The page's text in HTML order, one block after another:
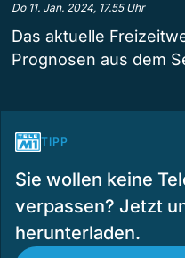
Do 11. Jan. 2024, 17.55 Uhr
Das aktuelle
Prognosen aus dem
TIPP
Sie wollen keine
verpassen? Jetzt
herunterladen.